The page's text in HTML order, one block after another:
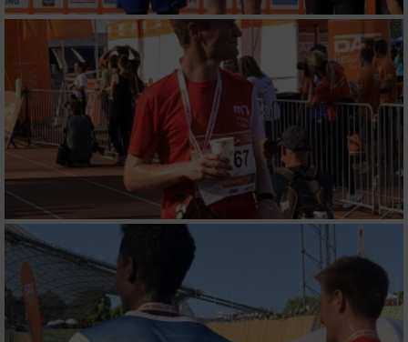
Geräte anhand von aktiv angeforderten
Informationen identifizieren
Nicht-IAB-Verarbeitungszwecke:
Notwendig
Performance
Funktional